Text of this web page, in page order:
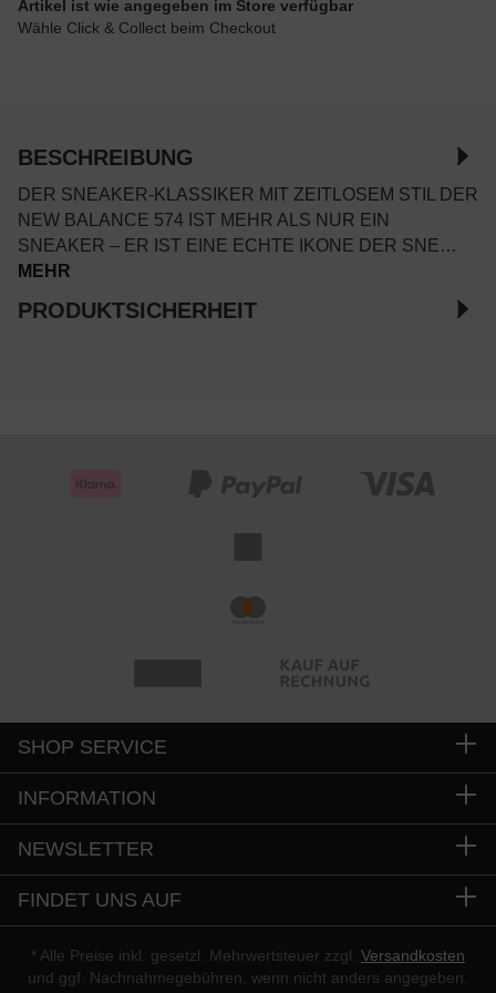
Artikel ist wie angegeben im Store verfügbar
Wähle Click & Collect beim Checkout
BESCHREIBUNG
DER SNEAKER-KLASSIKER MIT ZEITLOSEM STIL DER
NEW BALANCE 574 IST MEHR ALS NUR EIN
SNEAKER – ER IST EINE ECHTE IKONE DER SNE…
MEHR
PRODUKTSICHERHEIT
SHOP SERVICE
INFORMATION
NEWSLETTER
FINDET UNS AUF
* Alle Preise inkl. gesetzl. Mehrwertsteuer zzgl. Versandkosten
und ggf. Nachnahmegebühren, wenn nicht anders angegeben.